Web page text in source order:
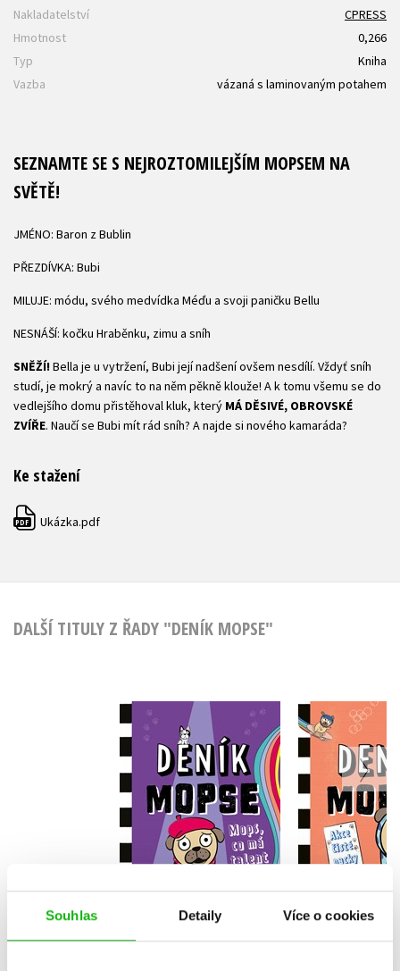
Souhlas Detaily Více o cookies
Nakladatelství
CPRESS
Hmotnost
0,266
Typ
Kniha
Vazba
vázaná s laminovaným potahem
SEZNAMTE SE S NEJROZTOMILEJŠÍM MOPSEM NA
SVĚTĚ!
JMÉNO: Baron z Bublin
PŘEZDÍVKA: Bubi
MILUJE: módu, svého medvídka Méďu a svoji paničku Bellu
NESNÁŠÍ: kočku Hraběnku, zimu a sníh
SNĚŽÍ! Bella je u vytržení, Bubi její nadšení ovšem nesdílí. Vždyť sníh
studí, je mokrý a navíc to na něm pěkně klouže! A k tomu všemu se do
vedlejšího domu přistěhoval kluk, který MÁ DĚSIVÉ, OBROVSKÉ
ZVÍŘE. Naučí se Bubi mít rád sníh? A najde si nového kamaráda?
Ke stažení
PDF Ukázka.pdf
DALŠÍ TITULY Z ŘADY "DENÍK MOPSE"
Deník mopse: Mops,
co má talent
Kyla May
Do košíku
249 Kč
199 Kč
Deník
čisté
Kyla
199 Kč